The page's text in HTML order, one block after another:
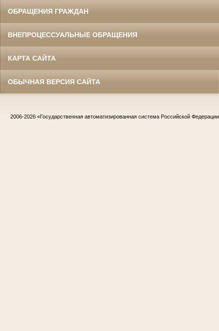
ОБРАЩЕНИЯ ГРАЖДАН
ВНЕПРОЦЕССУАЛЬНЫЕ ОБРАЩЕНИЯ
КАРТА САЙТА
ОБЫЧНАЯ ВЕРСИЯ САЙТА
2006-2026 «Государственная автоматизированная система Российской